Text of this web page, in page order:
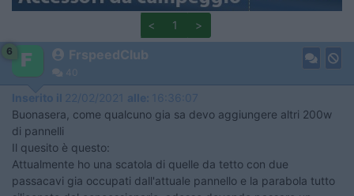
< 1 >
6 FrspeedClub
40
Inserito il 22/02/2021 alle: 16:36:07
Buonasera, come qualcuno gia sa devo aggiungere altri 200w
di pannelli
Il quesito è questo:
Attualmente ho una scatola di quelle da tetto con due
passacavi gia occupati dall'attuale pannello e la parabola tutto